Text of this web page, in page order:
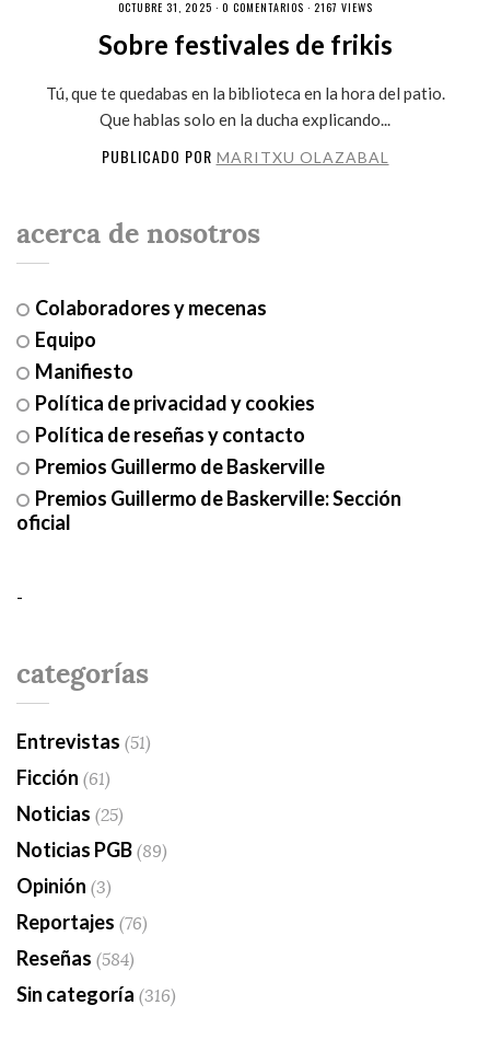
OCTUBRE 31, 2025 · 0 COMENTARIOS · 2167 VIEWS
Sobre festivales de frikis
Tú, que te quedabas en la biblioteca en la hora del patio.
Que hablas solo en la ducha explicando...
PUBLICADO POR MARITXU OLAZABAL
acerca de nosotros
Colaboradores y mecenas
Equipo
Manifiesto
Política de privacidad y cookies
Política de reseñas y contacto
Premios Guillermo de Baskerville
Premios Guillermo de Baskerville: Sección
oficial
-
categorías
Entrevistas (51)
Ficción (61)
Noticias (25)
Noticias PGB(89)
Opinión (3)
Reportajes (76)
Reseñas (584)
Sin categoría (316)